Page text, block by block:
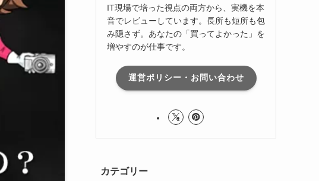
IT現場で培った視点の両方から、実機を本
音でレビューしています。長所も短所も包
み隠さず。あなたの「買ってよかった」を
増やすのが仕事です。
運営ポリシー・お問い合わせ
カテゴリー